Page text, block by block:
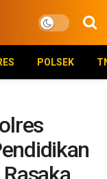
POLSEK